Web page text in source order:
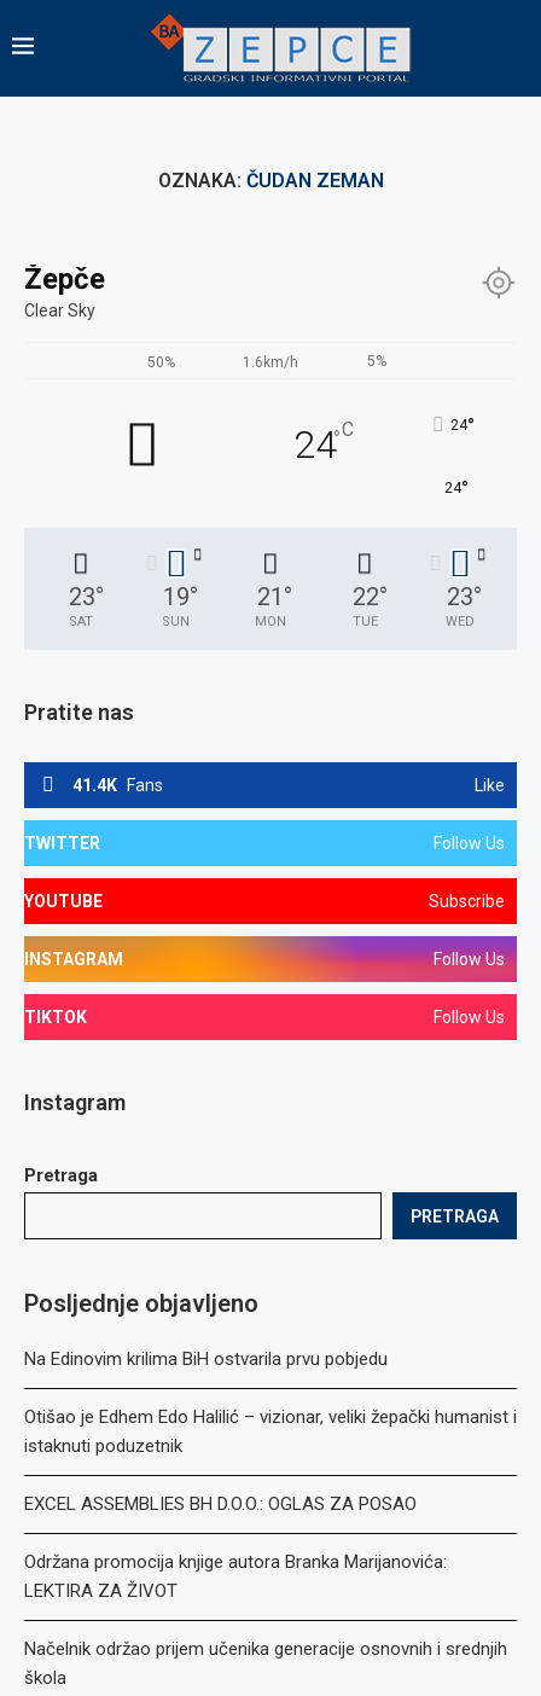
OZNAKA: ČUDAN ZEMAN
Žepče
Clear Sky
50% 1.6km/h 5%
24°C 24°
24°
23°
SAT
19°
SUN
21 °
MON
22°
TUE
23°
WED
Pratite nas
41.4K Fans Like
TWITTER Follow Us
YOUTUBE Subscribe
INSTAGRAM Follow Us
TIKTOK Follow Us
Instagram
Pretraga
PRETRAGA
Posljednje objavljeno
Na Edinovim krilima BiH ostvarila prvu pobjedu
Otišao je Edhem Edo Halilić – vizionar, veliki žepački humanist i
istaknuti poduzetnik
EXCEL ASSEMBLIES BH D.O.O.: OGLAS ZA POSAO
Održana promocija knjige autora Branka Marijanovića:
LEKTIRA ZA ŽIVOT
Načelnik održao prijem učenika generacije osnovnih i srednjih
škola